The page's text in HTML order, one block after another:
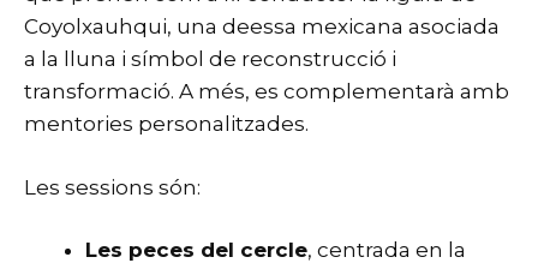
Coyolxauhqui, una deessa mexicana asociada
a la lluna i símbol de reconstrucció i
transformació. A més, es complementarà amb
mentories personalitzades.
Les sessions són:
Les peces del cercle, centrada en la